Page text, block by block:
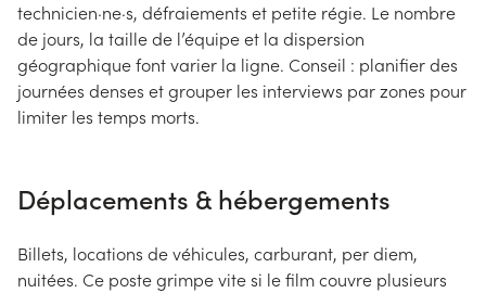
technicien·ne·s, défraiements et petite régie. Le nombre
de jours, la taille de l’équipe et la dispersion
géographique font varier la ligne. Conseil : planifier des
journées denses et grouper les interviews par zones pour
limiter les temps morts.
Déplacements & hébergements
Billets, locations de véhicules, carburant, per diem,
nuitées. Ce poste grimpe vite si le film couvre plusieurs